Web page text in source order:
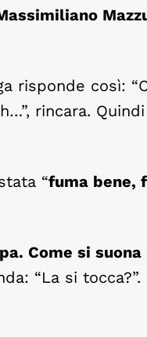
risponde così:
rincara.
“fuma bene,
Come si suona
“La si tocca?”.